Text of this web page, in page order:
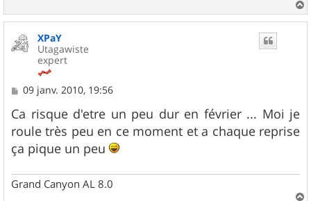
a
XPaY
Utagawiste
expert
M
s
s
a
g
e
09 janv. 2010, 19:56
Ca risque d'etre un peu dur en février ... Moi je
roule très peu en ce moment et a chaque reprise
ça pique un peu
Grand Canyon AL 8.0